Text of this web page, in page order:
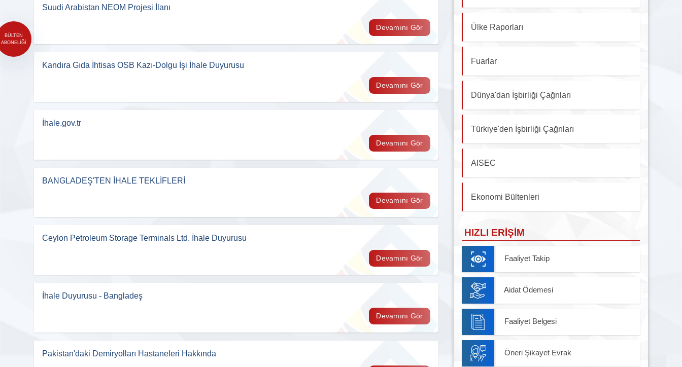
Suudi Arabistan NEOM Projesi İlanı
Devamını Gör
Kandıra Gıda İhtisas OSB Kazı-Dolgu İşi İhale Duyurusu
Devamını Gör
İhale.gov.tr
Devamını Gör
BANGLADEŞ'TEN İHALE TEKLİFLERİ
Devamını Gör
Ceylon Petroleum Storage Terminals Ltd. İhale Duyurusu
Devamını Gör
İhale Duyurusu - Bangladeş
Devamını Gör
Pakistan'daki Demiryolları Hastaneleri Hakkında
Ülke Raporları
Fuarlar
Dünya'dan İşbirliği Çağrıları
Türkiye'den İşbirliği Çağrıları
AISEC
Ekonomi Bültenleri
HIZLI ERIŞIM
Faaliyet Takip
Aidat Ödemesi
Faaliyet Belgesi
Öneri Şikayet Evrak
BÜLTEN
ABONELIĞI